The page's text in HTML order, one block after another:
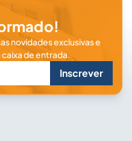
novidades exclusivas e
de entrada.
Inscrever